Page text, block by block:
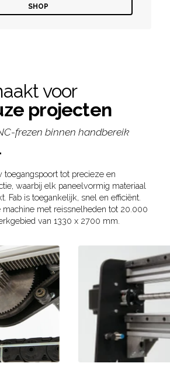
SHOP
voor
projecten
frezen binnen handbereik
toegangspoort tot precieze en
waarbij elk paneelvormig materiaal
Fab is toegankelijk, snel en efficiënt.
machine met reissnelheden tot 20.000
van 1330 x 2700 mm.